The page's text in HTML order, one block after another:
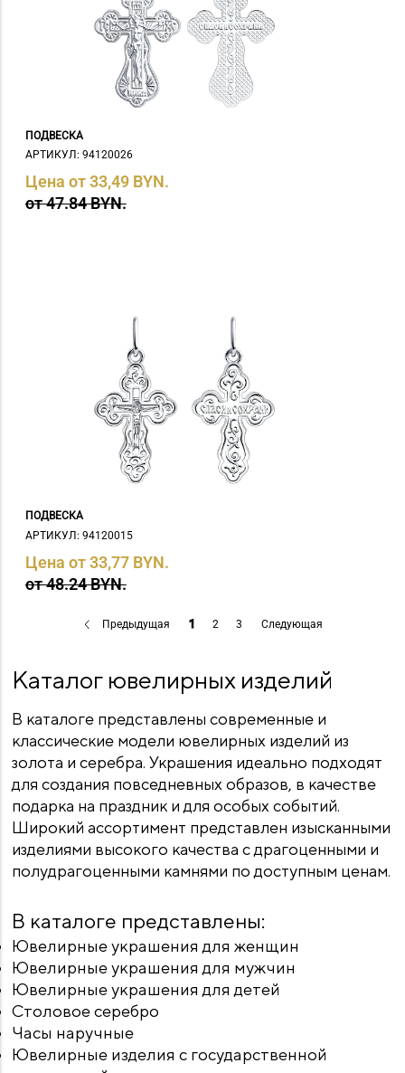
ПОДВЕСКА
АРТИКУЛ: 94120026
Цена от 33,49 BYN.
от 47.84 BYN.
ПОДВЕСКА
АРТИКУЛ: 94120015
Цена от 33,77 BYN.
от 48.24 BYN.
Предыдущая 1 2 3 Следующая
Каталог ювелирных изделий
В каталоге представлены современные и
классические модели ювелирных изделий из
золота и серебра. Украшения идеально подходят
для создания повседневных образов, в качестве
подарка на праздник и для особых событий.
Широкий ассортимент представлен изысканными
изделиями высокого качества с драгоценными и
полудрагоценными камнями по доступным ценам.
В каталоге представлены:
Ювелирные украшения для женщин
Ювелирные украшения для мужчин
Ювелирные украшения для детей
Столовое серебро
Часы наручные
Ювелирные изделия с государственной